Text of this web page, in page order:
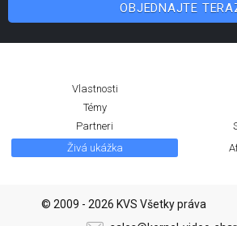
OBJEDNAJTE
Vlastnosti
Témy
Partneri
Živá ukážka
© 2009 - 2026 KVS Všetky práva